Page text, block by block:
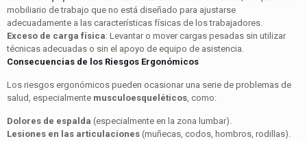
mobiliario de trabajo que no está diseñado para ajustarse
adecuadamente a las características físicas de los trabajadores.
Exceso de carga física: Levantar o mover cargas pesadas sin utilizar
técnicas adecuadas o sin el apoyo de equipo de asistencia.
Consecuencias de los Riesgos Ergonómicos
Los riesgos ergonómicos pueden ocasionar una serie de problemas de
salud, especialmente musculoesqueléticos, como:
Dolores de espalda (especialmente en la zona lumbar).
Lesiones en las articulaciones (muñecas, codos, hombros, rodillas).